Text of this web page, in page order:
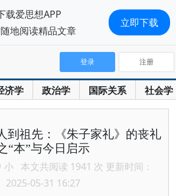
济学 政治学 国际关系 社会学
登录 注册
到祖先：《朱子家礼》的丧礼
“本”与今日启示
小 本文共阅读 1941 次 更新时间：
2025-05-31 16:27
载爱思想APP
地阅读精品文章
立即下载